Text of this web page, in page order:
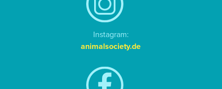
Instagram:
animalsociety.de